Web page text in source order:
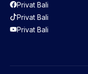
Privat Bali
Privat Bali
Privat Bali